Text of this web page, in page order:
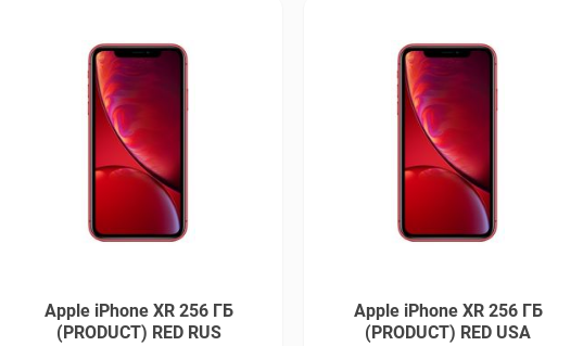
Apple iPhone XR 256 ГБ
(PRODUCT) RED RUS
Apple iPhone XR 256 ГБ
(PRODUCT) RED USA